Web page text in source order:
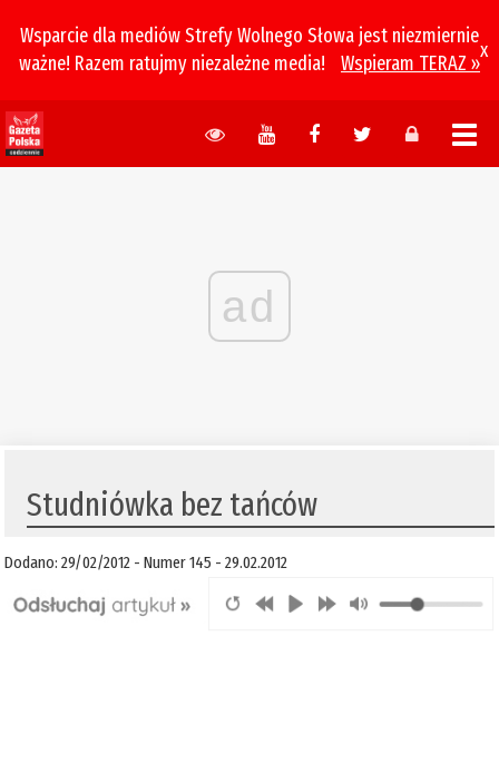
Wsparcie dla mediów Strefy Wolnego Słowa jest niezmiernie
ważne! Razem ratujmy niezależne media!
Wspieram TERAZ »
x
ad
Studniówka bez tańców
Dodano: 29/02/2012 - Numer 145 - 29.02.2012